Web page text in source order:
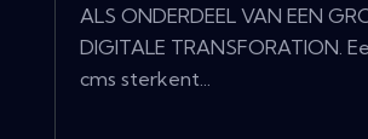
ALS ONDERDEEL VAN EEN
DIGITALE TRANSFORATION.
cms sterkent...